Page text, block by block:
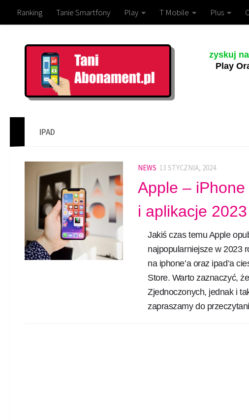
Ranking Tanie Smartfony Play T Mobile Plus
zyskuj
Play
IPAD
NEWS 13 STYCZNIA, 2024
Apple –
i aplikacje
Jakiś czas temu Apple
najpopularniejsze w 2023
na iphone’a oraz ipad’a
Store. Warto zaznaczyć,
Zjednoczonych, jednak i
zapraszamy do